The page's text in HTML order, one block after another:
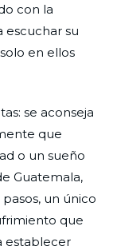
con la
escuchar su
en ellos
se aconseja
que
o un sueño
Guatemala,
un único
que
establecer